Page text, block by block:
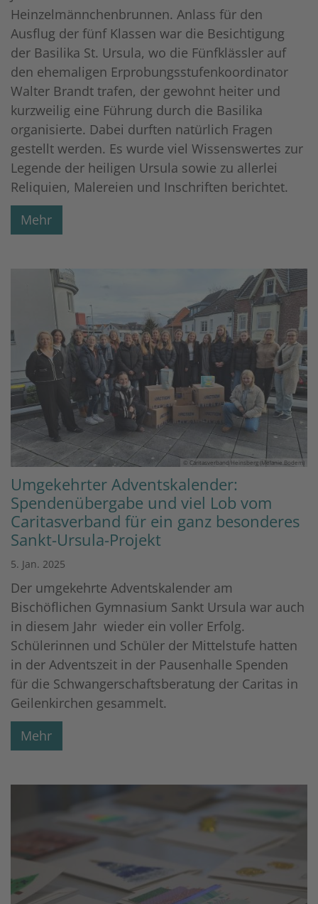
Heinzelmännchenbrunnen. Anlass für den
Ausflug der fünf Klassen war die Besichtigung
der Basilika St. Ursula, wo die Fünfklässler auf
den ehemaligen Erprobungsstufenkoordinator
Walter Brandt trafen, der gewohnt heiter und
kurzweilig eine Führung durch die Basilika
organisierte. Dabei durften natürlich Fragen
gestellt werden. Es wurde viel Wissenswertes zur
Legende der heiligen Ursula sowie zu allerlei
Reliquien, Malereien und Inschriften berichtet.
Mehr
© Caritasverband Heinsberg (Melanie Bodem)
Umgekehrter Adventskalender:
Spendenübergabe und viel Lob vom
Caritasverband für ein ganz besonderes
Sankt-Ursula-Projekt
5. Jan. 2025
Der umgekehrte Adventskalender am
Bischöflichen Gymnasium Sankt Ursula war auch
in diesem Jahr wieder ein voller Erfolg.
Schülerinnen und Schüler der Mittelstufe hatten
in der Adventszeit in der Pausenhalle Spenden
für die Schwangerschaftsberatung der Caritas in
Geilenkirchen gesammelt.
Mehr